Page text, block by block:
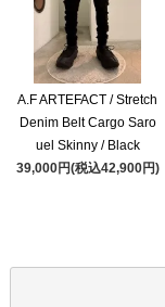
A.F ARTEFACT / Stretch
Denim Belt Cargo Saro
uel Skinny / Black
39,000円(税込42,900円)